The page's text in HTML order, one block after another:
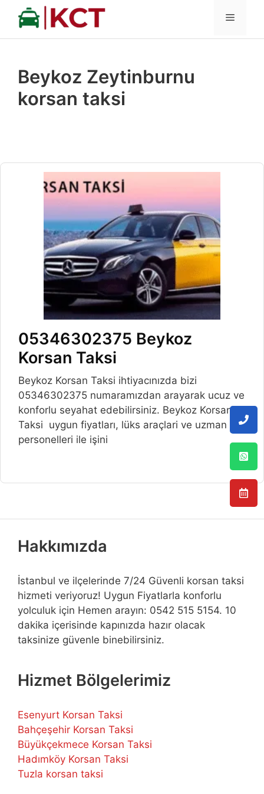
İçeriğe
MENÜ
Beykoz Zeytinburnu
korsan taksi
05346302375 Beykoz
Korsan Taksi
Beykoz Korsan Taksi ihtiyacınızda bizi
05346302375 numaramızdan arayarak ucuz ve
konforlu seyahat edebilirsiniz. Beykoz Korsan
Taksi uygun fiyatları, lüks araçlari ve uzman
personelleri ile işini
Hakkımızda
İstanbul ve ilçelerinde 7/24 Güvenli korsan taksi
hizmeti veriyoruz! Uygun Fiyatlarla konforlu
yolculuk için Hemen arayın: 0542 515 5154. 10
dakika içerisinde kapınızda hazır olacak
taksinize güvenle binebilirsiniz.
Hizmet Bölgelerimiz
Esenyurt Korsan Taksi
Bahçeşehir Korsan Taksi
Büyükçekmece Korsan Taksi
Hadımköy Korsan Taksi
Tuzla korsan taksi